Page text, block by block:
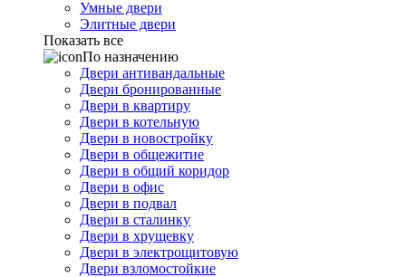
Умные двери
Элитные двери
Показать все
По назначению
Двери антивандальные
Двери бронированные
Двери в квартиру
Двери в котельную
Двери в новостройку
Двери в общежитие
Двери в общий коридор
Двери в офис
Двери в подвал
Двери в сталинку
Двери в хрущевку
Двери в электрощитовую
Двери взломостойкие